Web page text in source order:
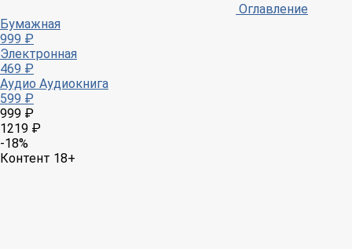
Оглавление
Бумажная
999 ₽
Электронная
469 ₽
Аудио Аудиокнига
599 ₽
999 ₽
1219 ₽
-18%
Контент 18+